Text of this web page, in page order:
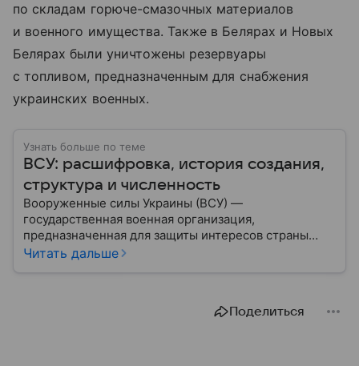
по складам горюче-смазочных материалов
и военного имущества. Также в Белярах и Новых
Белярах были уничтожены резервуары
с топливом, предназначенным для снабжения
украинских военных.
Узнать больше по теме
ВСУ: расшифровка, история создания,
структура и численность
Вооруженные силы Украины (ВСУ) —
государственная военная организация,
предназначенная для защиты интересов страны
военным путем. Была создана после
Читать дальше
Поделиться